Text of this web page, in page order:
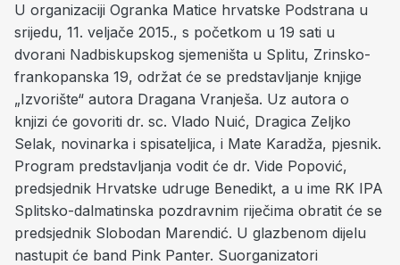
U organizaciji Ogranka Matice hrvatske Podstrana u
srijedu, 11. veljače 2015., s početkom u 19 sati u
dvorani Nadbiskupskog sjemeništa u Splitu, Zrinsko-
frankopanska 19, održat će se predstavljanje knjige
„Izvorište“ autora Dragana Vranješa. Uz autora o
knjizi će govoriti dr. sc. Vlado Nuić, Dragica Zeljko
Selak, novinarka i spisateljica, i Mate Karadža, pjesnik.
Program predstavljanja vodit će dr. Vide Popović,
predsjednik Hrvatske udruge Benedikt, a u ime RK IPA
Splitsko-dalmatinska pozdravnim riječima obratit će se
predsjednik Slobodan Marendić. U glazbenom dijelu
nastupit će band Pink Panter. Suorganizatori